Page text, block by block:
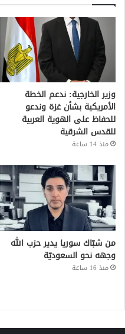
وزير الخارجية: ندعم الخطة
الأمريكية بشأن غزة وندعو
للحفاظ على الهوية العربية
للقدس الشرقية
منذ 14 ساعة
من شبّاك سوريا يدير حزب الله
وجهه نحو السعوديّة
منذ 16 ساعة